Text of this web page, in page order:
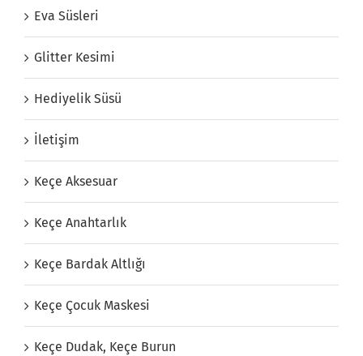
Eva Süsleri
Glitter Kesimi
Hediyelik Süsü
İletişim
Keçe Aksesuar
Keçe Anahtarlık
Keçe Bardak Altlığı
Keçe Çocuk Maskesi
Keçe Dudak, Keçe Burun